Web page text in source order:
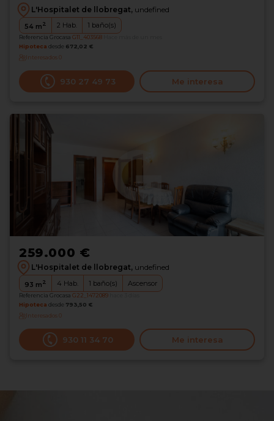
L'Hospitalet de llobregat, undefined
54 m2 2 Hab. 1 baño(s)
Referencia Grocasa G11_403568
Hipoteca desde 672,02 €
Interesados0
930 27 49 73 Me interesa
259.000 €
L'Hospitalet de llobregat, undefined
93 m2 4 Hab. 1 baño(s) Ascensor
Referencia Grocasa G22_1472089
Hipoteca desde 793,50 €
Interesados0
930 11 34 70 Me interesa